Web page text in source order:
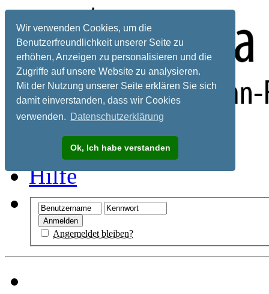
Wir verwenden Cookies, um die
Benutzerfreundlichkeit unserer Seite zu
erhöhen, Anzeigen zu personalisieren und die
Zugriffe auf unsere Website zu analysieren.
Mit der Nutzung unserer Seite erklären Sie sich
damit einverstanden, dass wir Cookies
verwenden. Datenschutzerklärung
Ok, Ich habe verstanden
Registrieren
Hilfe
Angemeldet bleiben?